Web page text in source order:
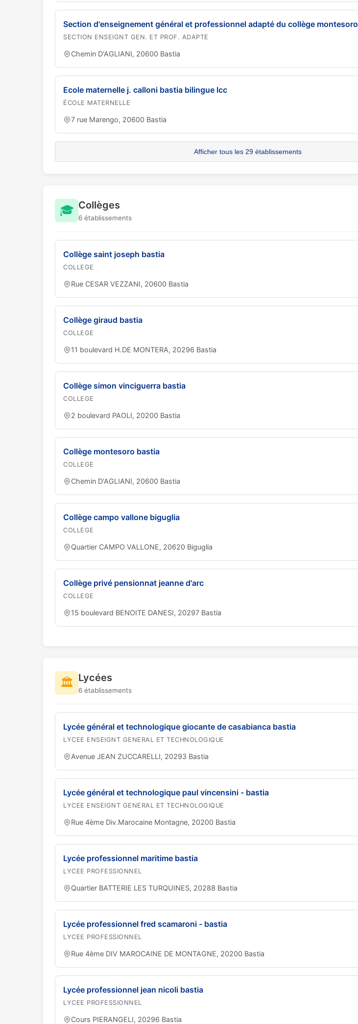
Section d'enseignement général et professionnel adapté du collège montesoro
SECTION ENSEIGNT GEN. ET PROF. ADAPTE
Chemin D'AGLIANI, 20600 Bastia
Ecole maternelle j. calloni bastia bilingue lcc
ÉCOLE MATERNELLE
7 rue Marengo, 20600 Bastia
Afficher tous les 29 établissements
🎓 Collèges
6 établissements
Collège saint joseph bastia
COLLEGE
Rue CESAR VEZZANI, 20600 Bastia
Collège giraud bastia
COLLEGE
11 boulevard H.DE MONTERA, 20296 Bastia
Collège simon vinciguerra bastia
COLLEGE
2 boulevard PAOLI, 20200 Bastia
Collège montesoro bastia
COLLEGE
Chemin D'AGLIANI, 20600 Bastia
Collège campo vallone biguglia
COLLEGE
Quartier CAMPO VALLONE, 20620 Biguglia
Collège privé pensionnat jeanne d'arc
COLLEGE
15 boulevard BENOITE DANESI, 20297 Bastia
🏛️ Lycées
6 établissements
Lycée général et technologique giocante de casabianca bastia
LYCEE ENSEIGNT GENERAL ET TECHNOLOGIQUE
Avenue JEAN ZUCCARELLI, 20293 Bastia
Lycée général et technologique paul vincensini - bastia
LYCEE ENSEIGNT GENERAL ET TECHNOLOGIQUE
Rue 4ème Div.Marocaine Montagne, 20200 Bastia
Lycée professionnel maritime bastia
LYCEE PROFESSIONNEL
Quartier BATTERIE LES TURQUINES, 20288 Bastia
Lycée professionnel fred scamaroni - bastia
LYCEE PROFESSIONNEL
Rue 4ème DIV MAROCAINE DE MONTAGNE, 20200 Bastia
Lycée professionnel jean nicoli bastia
LYCEE PROFESSIONNEL
Cours PIERANGELI, 20296 Bastia